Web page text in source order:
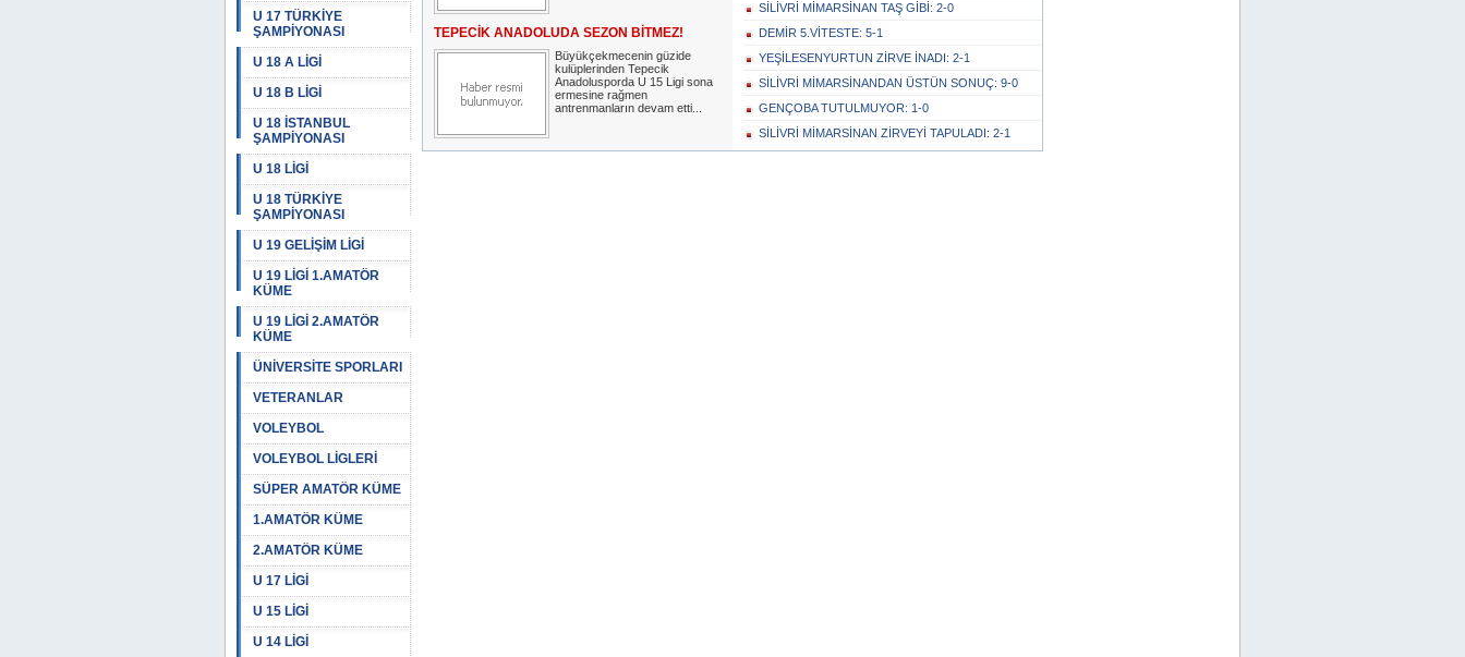
U 17 TÜRKİYE
ŞAMPİYONASI
U 18 A LİGİ
U 18 B LİGİ
U 18 İSTANBUL
ŞAMPİYONASI
U 18 LİGİ
U 18 TÜRKİYE
ŞAMPİYONASI
U 19 GELİŞİM LİGİ
U 19 LİGİ 1.AMATÖR
KÜME
U 19 LİGİ 2.AMATÖR
KÜME
ÜNİVERSİTE SPORLARI
VETERANLAR
VOLEYBOL
VOLEYBOL LİGLERİ
SÜPER AMATÖR KÜME
1.AMATÖR KÜME
2.AMATÖR KÜME
U 17 LİGİ
U 15 LİGİ
U 14 LİGİ
TEPECİK ANADOLUDA SEZON BİTMEZ!
Büyükçekmecenin güzide
kulüplerinden Tepecik
Anadolusporda U 15 Ligi sona
ermesine rağmen
antrenmanların devam etti...
SİLİVRİ MİMARSİNAN TAŞ GİBİ: 2-0
DEMİR 5.VİTESTE: 5-1
YEŞİLESENYURTUN ZİRVE İNADI: 2-1
SİLİVRİ MİMARSİNANDAN ÜSTÜN SONUÇ: 9-0
GENÇOBA TUTULMUYOR: 1-0
SİLİVRİ MİMARSİNAN ZİRVEYİ TAPULADI: 2-1